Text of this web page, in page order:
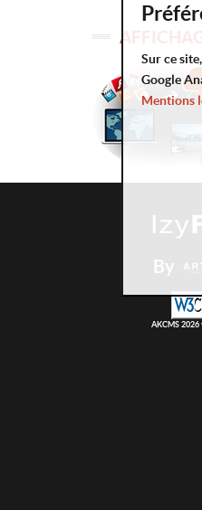
By
AKCMS 2026
Sur ce
Google
Mentions